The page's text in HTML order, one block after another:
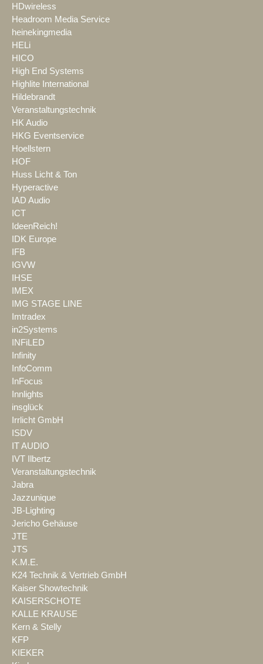
HDwireless
Headroom Media Service
heinekingmedia
HELi
HICO
High End Systems
Highlite International
Hildebrandt
Veranstaltungstechnik
HK Audio
HKG Eventservice
Hoellstern
HOF
Huss Licht & Ton
Hyperactive
IAD Audio
ICT
IdeenReich!
IDK Europe
IFB
IGVW
IHSE
IMEX
IMG STAGE LINE
Imtradex
in2Systems
INFiLED
Infinity
InfoComm
InFocus
Innlights
insglück
Irrlicht GmbH
ISDV
IT AUDIO
IVT Ilbertz
Veranstaltungstechnik
Jabra
Jazzunique
JB-Lighting
Jericho Gehäuse
JTE
JTS
K.M.E.
K24 Technik & Vertrieb GmbH
Kaiser Showtechnik
KAISERSCHOTE
KALLE KRAUSE
Kern & Stelly
KFP
KIEKER